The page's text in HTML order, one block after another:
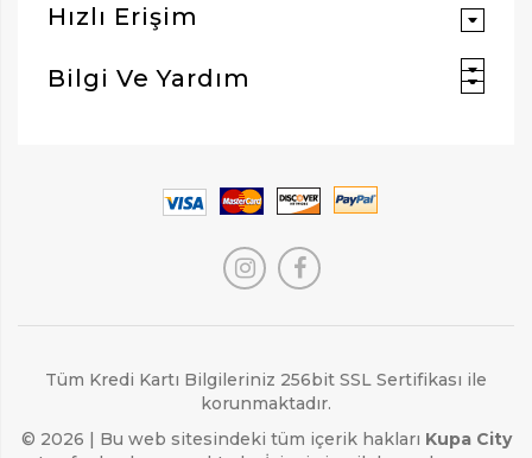
Hızlı Erişim
Bilgi Ve Yardım
Tüm Kredi Kartı Bilgileriniz 256bit SSL Sertifikası ile
korunmaktadır.
© 2026 | Bu web sitesindeki tüm içerik hakları Kupa City